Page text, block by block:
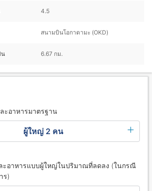
4.5
สนามบินโอกาดามะ (OKD)
น 6.67 กม.
ะอาหารมาตรฐาน
ผู้ใหญ่ 2 คน
ะอาหารแบบผู้ใหญ่ในปริมาณที่ลดลง (ในกรณี
ร)